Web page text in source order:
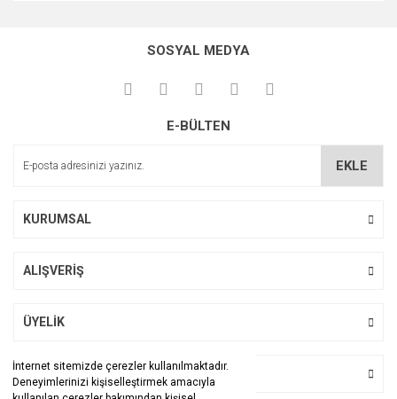
İnternet sitemizde çerezler kullanılmaktadır.
Deneyimlerinizi kişiselleştirmek amacıyla
kullanarak tarafımıza iletebilirsiniz.
Görüş ve önerileriniz için teşekkür ederiz.
Ürün açıklamasında eksik bilgiler bulunuyor.
SOSYAL MEDYA
E-BÜLTEN
EKLE
KURUMSAL
ALIŞVERİŞ
ÜYELİK
BİZİ TAKİP EDİN